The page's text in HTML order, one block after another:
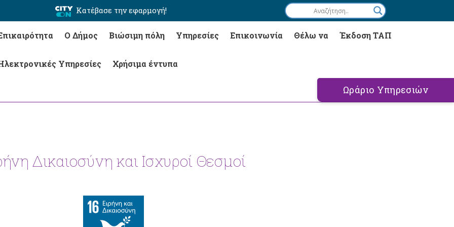
Κατέβασε την εφαρμογή!
Ο Δήμος Βιώσιμη πόλη Υπηρεσίες Επικοινωνία Θέλω να Έκδοση ΤΑΠ
Υπηρεσίες Χρήσιμα έντυπα
Ωράριο Υπηρεσιών
Δικαιοσύνη και Ισχυροί Θεσμοί